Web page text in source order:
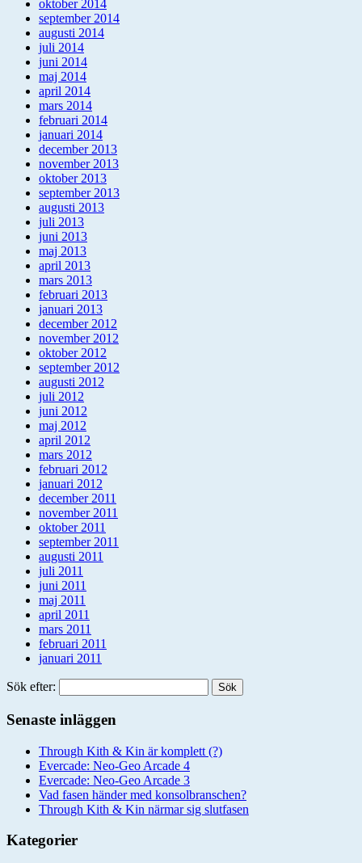
oktober 2014
september 2014
augusti 2014
juli 2014
juni 2014
maj 2014
april 2014
mars 2014
februari 2014
januari 2014
december 2013
november 2013
oktober 2013
september 2013
augusti 2013
juli 2013
juni 2013
maj 2013
april 2013
mars 2013
februari 2013
januari 2013
december 2012
november 2012
oktober 2012
september 2012
augusti 2012
juli 2012
juni 2012
maj 2012
april 2012
mars 2012
februari 2012
januari 2012
december 2011
november 2011
oktober 2011
september 2011
augusti 2011
juli 2011
juni 2011
maj 2011
april 2011
mars 2011
februari 2011
januari 2011
Sök efter:
Senaste inläggen
Through Kith & Kin är komplett (?)
Evercade: Neo-Geo Arcade 4
Evercade: Neo-Geo Arcade 3
Vad fasen händer med konsolbranschen?
Through Kith & Kin närmar sig slutfasen
Kategorier